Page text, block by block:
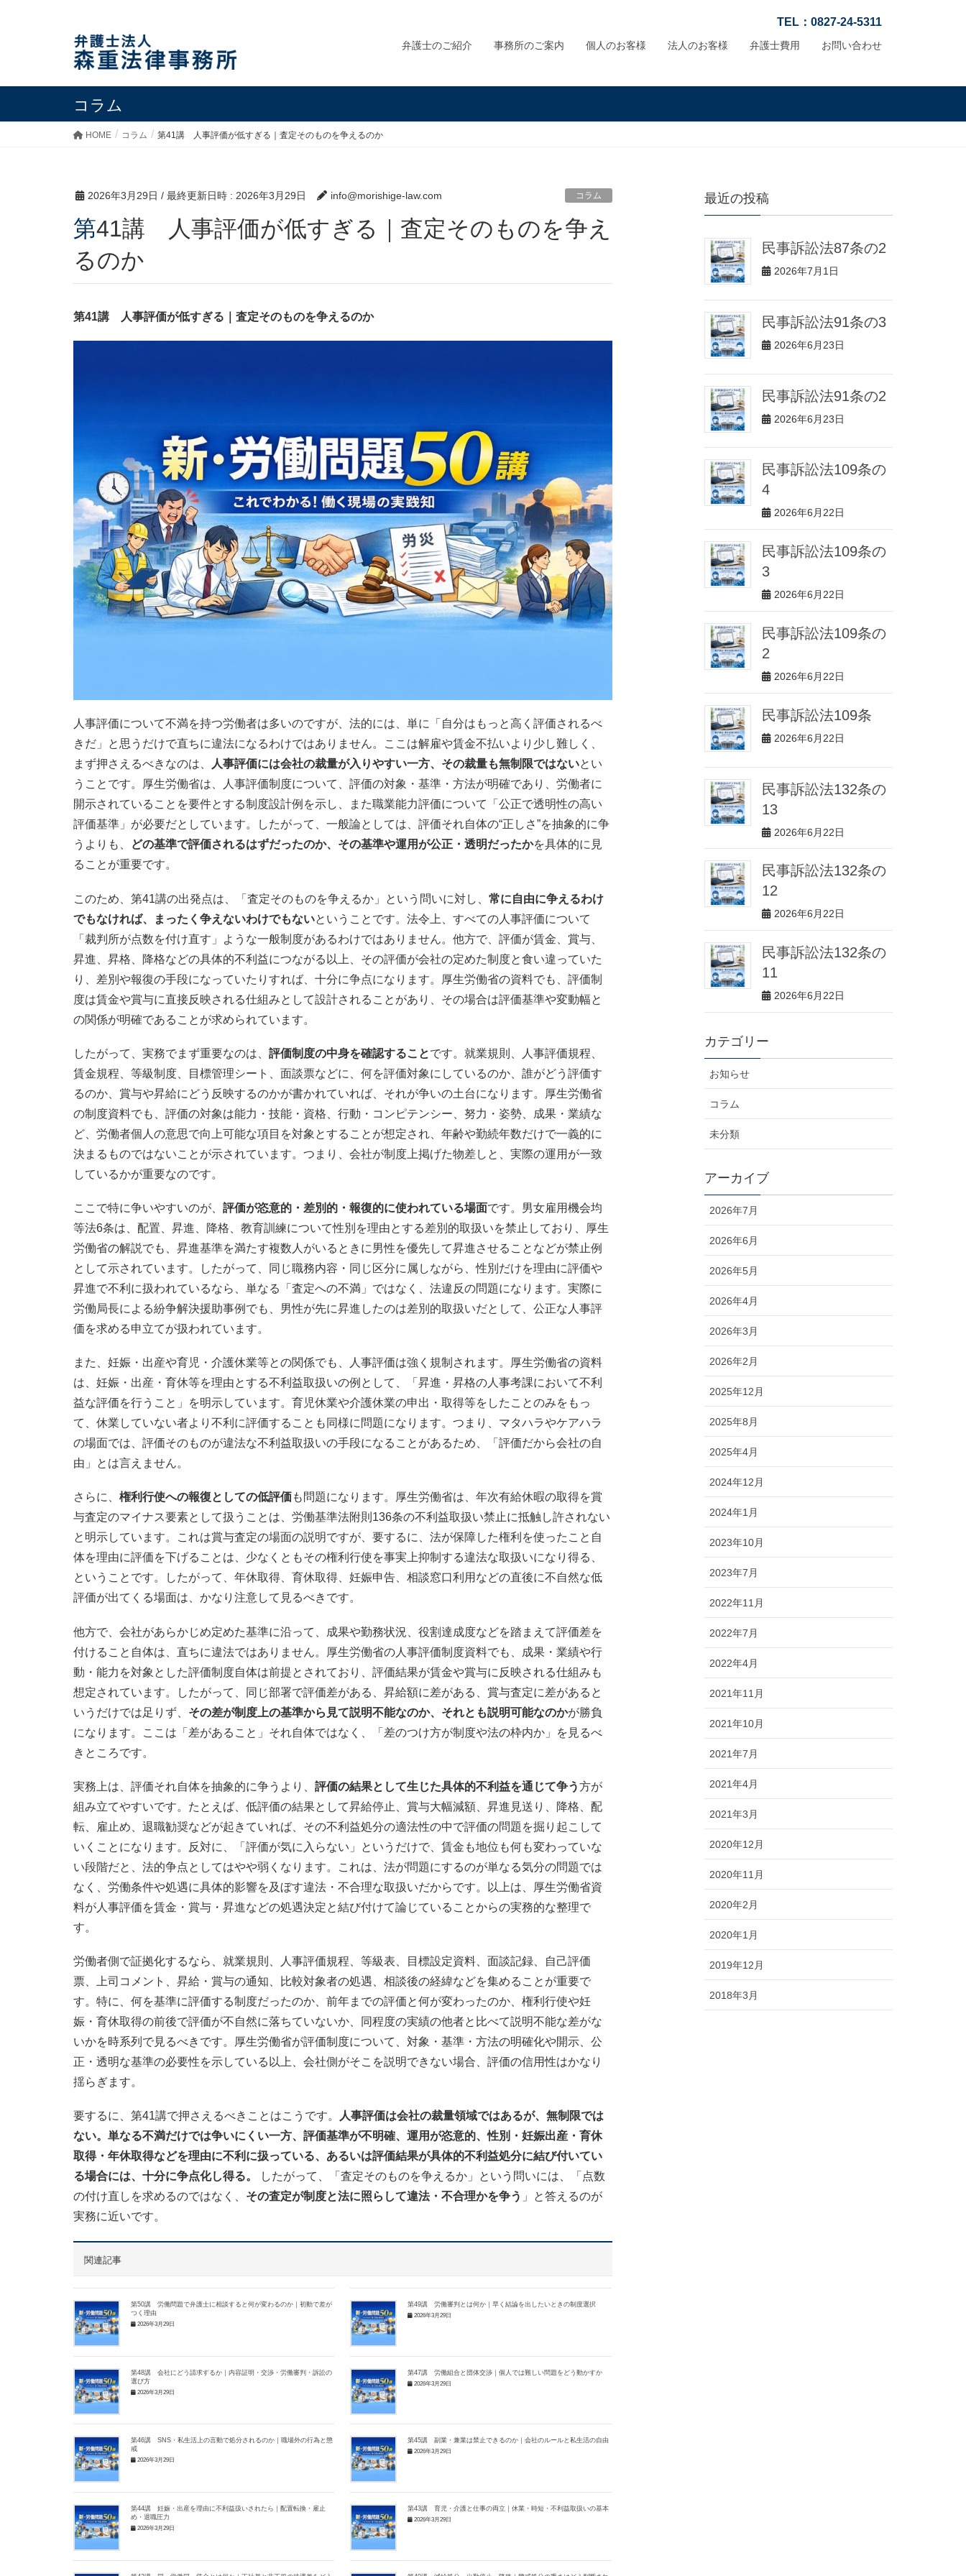
TEL：0827-24-5311
弁護士のご紹介 事務所のご案内 個人のお客様 法人のお客様 弁護士費用 お問い合わせ
コラム
HOME コラム 第41講 人事評価が低すぎる｜査定そのものを争えるのか
2026年3月29日 / 最終更新日時 : 2026年3月29日 info@morishige-law.com コラム
第41講 人事評価が低すぎる｜査定そのものを争え
るのか
第41講 人事評価が低すぎる｜査定そのものを争えるのか
人事評価について不満を持つ労働者は多いのですが、法的には、単に「自分はもっと高く評価されるべ
きだ」と思うだけで直ちに違法になるわけではありません。ここは解雇や賃金不払いより少し難しく、
まず押さえるべきなのは、
人事評価には会社の裁量が入りやすい一方、その裁量も無制限ではないとい
うことです。厚生労働省は、人事評価制度について、評価の対象・基準・方法が明確であり、労働者に
開示されていることを要件とする制度設計例を示し、また職業能力評価について「公正で透明性の高い
評価基準」が必要だとしています。したがって、一般論としては、評価それ自体の“正しさ”を抽象的に争
うよりも、
どの基準で評価されるはずだったのか、その基準や運用が公正・透明だったかを具体的に見
ることが重要です。
このため、第41講の出発点は、「査定そのものを争えるか」という問いに対し、 常に自由に争えるわけ
でもなければ、まったく争えないわけでもないということです。法令上、すべての人事評価について
「裁判所が点数を付け直す」ような一般制度があるわけではありません。他方で、評価が賃金、賞与、
昇進、昇格、降格などの具体的不利益につながる以上、その評価が会社の定めた制度と食い違っていた
り、差別や報復の手段になっていたりすれば、十分に争点になります。厚生労働省の資料でも、評価制
度は賃金や賞与に直接反映される仕組みとして設計されることがあり、その場合は評価基準や変動幅と
の関係が明確であることが求められています。
したがって、実務でまず重要なのは、 評価制度の中身を確認することです。就業規則、人事評価規程、
賃金規程、等級制度、目標管理シート、面談票などに、何を評価対象にしているのか、誰がどう評価す
るのか、賞与や昇給にどう反映するのかが書かれていれば、それが争いの土台になります。厚生労働省
の制度資料でも、評価の対象は能力・技能・資格、行動・コンピテンシー、努力・姿勢、成果・業績な
ど、労働者個人の意思で向上可能な項目を対象とすることが想定され、年齢や勤続年数だけで一義的に
決まるものではないことが示されています。つまり、会社が制度上掲げた物差しと、実際の運用が一致
しているかが重要なのです。
ここで特に争いやすいのが、 評価が恣意的・差別的・報復的に使われている場面です。男女雇用機会均
等法6条は、配置、昇進、降格、教育訓練について性別を理由とする差別的取扱いを禁止しており、厚生
労働省の解説でも、昇進基準を満たす複数人がいるときに男性を優先して昇進させることなどが禁止例
として示されています。したがって、同じ職務内容・同じ区分に属しながら、性別だけを理由に評価や
昇進で不利に扱われているなら、単なる「査定への不満」ではなく、法違反の問題になります。実際に
労働局長による紛争解決援助事例でも、男性が先に昇進したのは差別的取扱いだとして、公正な人事評
価を求める申立てが扱われています。
また、妊娠・出産や育児・介護休業等との関係でも、人事評価は強く規制されます。厚生労働省の資料
は、妊娠・出産・育休等を理由とする不利益取扱いの例として、「昇進・昇格の人事考課において不利
益な評価を行うこと」を明示しています。育児休業や介護休業の申出・取得等をしたことのみをもっ
て、休業していない者より不利に評価することも同様に問題になります。つまり、マタハラやケアハラ
の場面では、評価そのものが違法な不利益取扱いの手段になることがあるため、「評価だから会社の自
由」とは言えません。
さらに、 権利行使への報復としての低評価も問題になります。厚生労働省は、年次有給休暇の取得を賞
与査定のマイナス要素として扱うことは、労働基準法附則136条の不利益取扱い禁止に抵触し許されない
と明示しています。これは賞与査定の場面の説明ですが、要するに、法が保障した権利を使ったこと自
体を理由に評価を下げることは、少なくともその権利行使を事実上抑制する違法な取扱いになり得る、
ということです。したがって、年休取得、育休取得、妊娠申告、相談窓口利用などの直後に不自然な低
評価が出てくる場面は、かなり注意して見るべきです。
他方で、会社があらかじめ定めた基準に沿って、成果や勤務状況、役割達成度などを踏まえて評価差を
付けること自体は、直ちに違法ではありません。厚生労働省の人事評価制度資料でも、成果・業績や行
動・能力を対象とした評価制度自体は前提とされており、評価結果が賃金や賞与に反映される仕組みも
想定されています。したがって、同じ部署で評価差がある、昇給額に差がある、賞与査定に差があると
いうだけでは足りず、 その差が制度上の基準から見て説明不能なのか、それとも説明可能なのかが勝負
になります。ここは「差があること」それ自体ではなく、「差のつけ方が制度や法の枠内か」を見るべ
きところです。
実務上は、評価それ自体を抽象的に争うより、 評価の結果として生じた具体的不利益を通じて争う方が
組み立てやすいです。たとえば、低評価の結果として昇給停止、賞与大幅減額、昇進見送り、降格、配
転、雇止め、退職勧奨などが起きていれば、その不利益処分の適法性の中で評価の問題を掘り起こして
いくことになります。反対に、「評価が気に入らない」というだけで、賃金も地位も何も変わっていな
い段階だと、法的争点としてはやや弱くなります。これは、法が問題にするのが単なる気分の問題では
なく、労働条件や処遇に具体的影響を及ぼす違法・不合理な取扱いだからです。以上は、厚生労働省資
料が人事評価を賃金・賞与・昇進などの処遇決定と結び付けて論じていることからの実務的な整理で
す。
労働者側で証拠化するなら、就業規則、人事評価規程、等級表、目標設定資料、面談記録、自己評価
票、上司コメント、昇給・賞与の通知、比較対象者の処遇、相談後の経緯などを集めることが重要で
す。特に、何を基準に評価する制度だったのか、前年までの評価と何が変わったのか、権利行使や妊
娠・育休取得の前後で評価が不自然に落ちていないか、同程度の実績の他者と比べて説明不能な差がな
いかを時系列で見るべきです。厚生労働省が評価制度について、対象・基準・方法の明確化や開示、公
正・透明な基準の必要性を示している以上、会社側がそこを説明できない場合、評価の信用性はかなり
揺らぎます。
要するに、第41講で押さえるべきことはこうです。
人事評価は会社の裁量領域ではあるが、無制限では
ない。単なる不満だけでは争いにくい一方、評価基準が不明確、運用が恣意的、性別・妊娠出産・育休
取得・年休取得などを理由に不利に扱っている、あるいは評価結果が具体的不利益処分に結び付いてい
る場合には、十分に争点化し得る。
したがって、「査定そのものを争えるか」という問いには、「点数
の付け直しを求めるのではなく、 その査定が制度と法に照らして違法・不合理かを争う 」と答えるのが
実務に近いです。
関連記事
第50講 労働問題で弁護士に相談すると何が変わるのか｜初動で差が
つく理由
2026年3月29日
第49講 労働審判とは何か｜早く結論を出したいときの制度選択
2026年3月29日
第48講 会社にどう請求するか｜内容証明・交渉・労働審判・訴訟の
選び方
2026年3月29日
第47講 労働組合と団体交渉｜個人では難しい問題をどう動かすか
2026年3月29日
第46講 SNS・私生活上の言動で処分されるのか｜職場外の行為と懲
戒
2026年3月29日
第45講 副業・兼業は禁止できるのか｜会社のルールと私生活の自由
2026年3月29日
第44講 妊娠・出産を理由に不利益扱いされたら｜配置転換・雇止
め・退職圧力
2026年3月29日
第43講 育児・介護と仕事の両立｜休業・時短・不利益取扱いの基本
2026年3月29日
最近の投稿
民事訴訟法87条の2
2026年7月1日
民事訴訟法91条の3
2026年6月23日
民事訴訟法91条の2
2026年6月23日
民事訴訟法109条の
4
2026年6月22日
民事訴訟法109条の
3
2026年6月22日
民事訴訟法109条の
2
2026年6月22日
民事訴訟法109条
2026年6月22日
民事訴訟法132条の
13
2026年6月22日
民事訴訟法132条の
12
2026年6月22日
民事訴訟法132条の
11
2026年6月22日
カテゴリー
お知らせ
コラム
未分類
アーカイブ
2026年7月
2026年6月
2026年5月
2026年4月
2026年3月
2026年2月
2025年12月
2025年8月
2025年4月
2024年12月
2024年1月
2023年10月
2023年7月
2022年11月
2022年7月
2022年4月
2021年11月
2021年10月
2021年7月
2021年4月
2021年3月
2020年12月
2020年11月
2020年2月
2020年1月
2019年12月
2018年3月